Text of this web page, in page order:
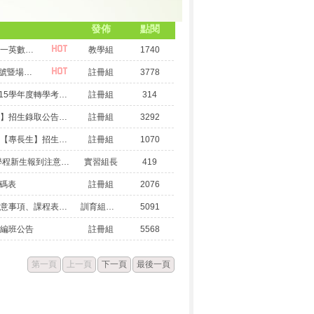
發佈 點閱
國立宜蘭高商115學年度暑期高一英數「加強班」錄取名單公告(0721更新版) 教學組 1740
115.07.09新生報到學生臨時編號暨場地位置公告 註冊組 3778
〔轉學考公告〕國立宜蘭高商115學年度轉學考重要事項公布 註冊組 314
宜蘭高商115學年度【免試入學】招生錄取公告暨新生報到注意事項 註冊組 3292
宜蘭高商115學年【技優甄審】【專長生】招生錄取公告暨報到注意事項 註冊組 1070
【榜單】 115學年度實用技能學程新生報到注意事項 實習組長 419
表 註冊組 2076
114學年度高一新生始業輔導注意事項、課程表、班級位置圖及新生服儀公告說明(如附件) 訓育組幹事 5091
班公告 註冊組 5568
第一頁 上一頁 下一頁 最後一頁